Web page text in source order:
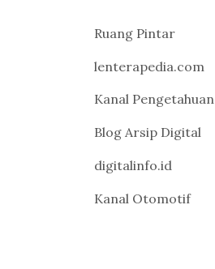
Ruang Pintar
lenterapedia.com
Kanal Pengetahuan
Blog Arsip Digital
digitalinfo.id
Kanal Otomotif